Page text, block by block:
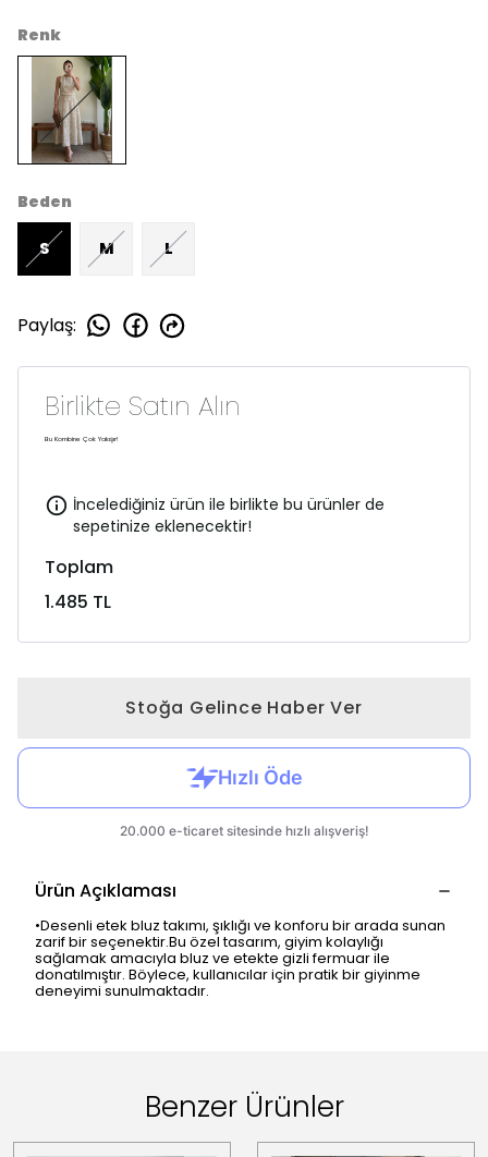
Renk
Beden
S M L
Paylaş:
Birlikte Satın Alın
Bu Kombine Çok Yakışır!
İncelediğiniz ürün ile birlikte bu ürünler de
sepetinize eklenecektir!
Toplam
1.485 TL
Stoğa Gelince Haber Ver
Ürün Açıklaması
•Desenli etek bluz takımı, şıklığı ve konforu bir arada sunan
zarif bir seçenektir.Bu özel tasarım, giyim kolaylığı
sağlamak amacıyla bluz ve etekte gizli fermuar ile
donatılmıştır. Böylece, kullanıcılar için pratik bir giyinme
deneyimi sunulmaktadır.
Benzer Ürünler